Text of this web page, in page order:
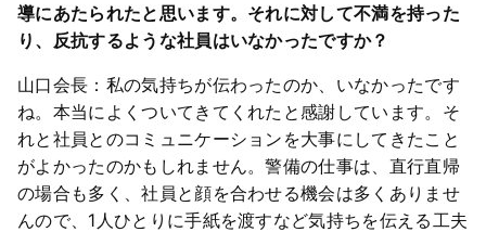
導にあたられたと思います。それに対して不満を持った
り、反抗するような社員はいなかったですか？
山口会長：私の気持ちが伝わったのか、いなかったです
ね。本当によくついてきてくれたと感謝しています。そ
れと社員とのコミュニケーションを大事にしてきたこと
がよかったのかもしれません。警備の仕事は、直行直帰
の場合も多く、社員と顔を合わせる機会は多くありませ
んので、1人ひとりに手紙を渡すなど気持ちを伝える工夫